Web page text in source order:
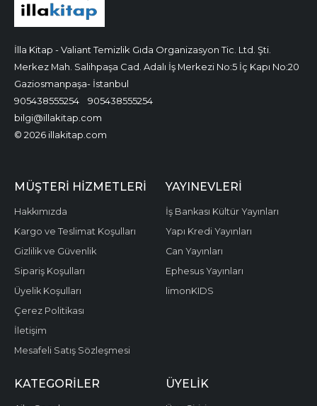
İlla Kitap - Valiant Temizlik Gıda Organizasyon Tic. Ltd. Şti.
Merkez Mah. Salihpaşa Cad. Adalı İş Merkezi No:5 İç Kapı No:20
Gaziosmanpaşa- İstanbul
905438555254
905438555254
bilgi@illakitap.com
© 2026 illakitap.com
MÜŞTERI HIZMETLERI
Hakkımızda
Kargo ve Teslimat Koşulları
Gizlilik ve Güvenlik
Sipariş Koşulları
Üyelik Koşulları
Çerez Politikası
İletişim
Mesafeli Satış Sözleşmesi
YAYINEVLERI
İş Bankası Kültür Yayınları
Yapı Kredi Yayınları
Can Yayınları
Ephesus Yayınları
limonKIDS
KATEGORILER ÜYELIK